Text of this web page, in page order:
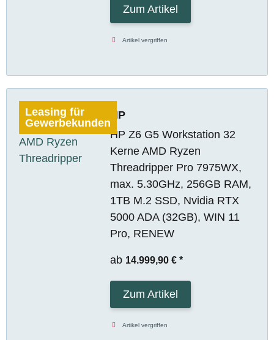
Zum Artikel
Artikel vergriffen
Leasing für
Gewerbekunden
HP
HP Z6 G5 Workstation 32
Kerne AMD Ryzen
Threadripper Pro 7975WX,
max. 5.30GHz, 256GB RAM,
1TB M.2 SSD, Nvidia RTX
5000 ADA (32GB), WIN 11
Pro, RENEW
ab 14.999,90 € *
Zum Artikel
Artikel vergriffen